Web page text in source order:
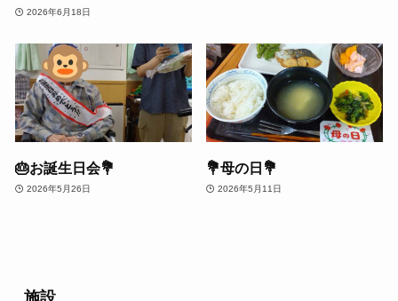
2026年6月18日
🎂お誕生日会💐
2026年5月26日
💐母の日💐
2026年5月11日
施設